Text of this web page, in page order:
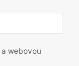
webovou